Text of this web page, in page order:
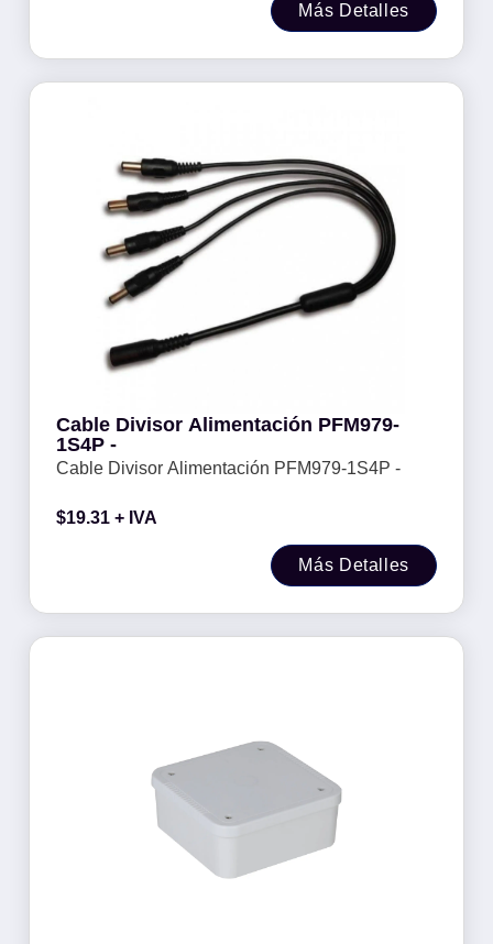
Más Detalles
Cable Divisor Alimentación PFM979-
1S4P -
Cable Divisor Alimentación PFM979-1S4P -
$19.31 + IVA
Más Detalles